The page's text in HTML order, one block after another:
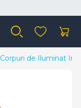
Corpuri de Iluminat